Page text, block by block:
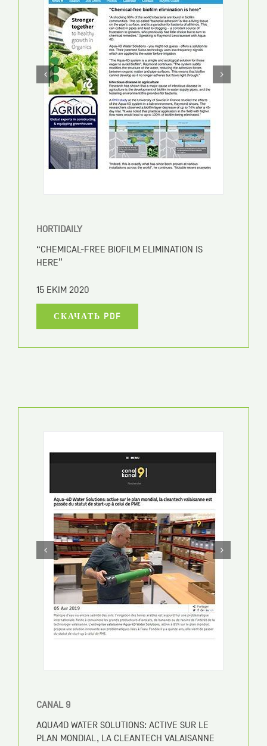
SWISSINFO
LE VALAIS, TERREAU FERTILE D’INNOVATION
15 EKIM 2020
СКАЧАТЬ PDF
IRRIGAZETTE
INNNOV AGRI 2019 : LES AGRICULTEURS
HORTIDAILY
REAL-TIME MEASUREMENTS MEET OPTIMIZED
GREENHOUSE IRRIGATION
15 EKIM 2020
СКАЧАТЬ PDF